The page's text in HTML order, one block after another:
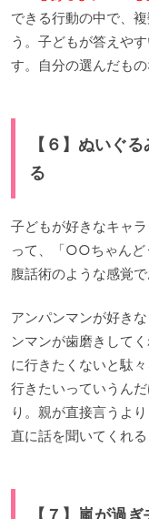
できる行動の中で、
う。子どもが答えや
す。自分の選んだも
【６】ぬいぐ
る
子どもが好きなキャ
って、「○○ちゃん
腹話術のような感覚
アンパンマンが好き
ンマンが歯磨きして
に行きたくないと駄
行きたいっていうん
り。親が直接言うよ
直に話を聞いてくれる
【７】嵐が過